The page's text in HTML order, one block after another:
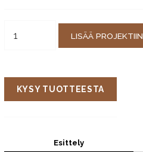
LISÄÄ PROJEKTIIN
KYSY TUOTTEESTA
Esittely